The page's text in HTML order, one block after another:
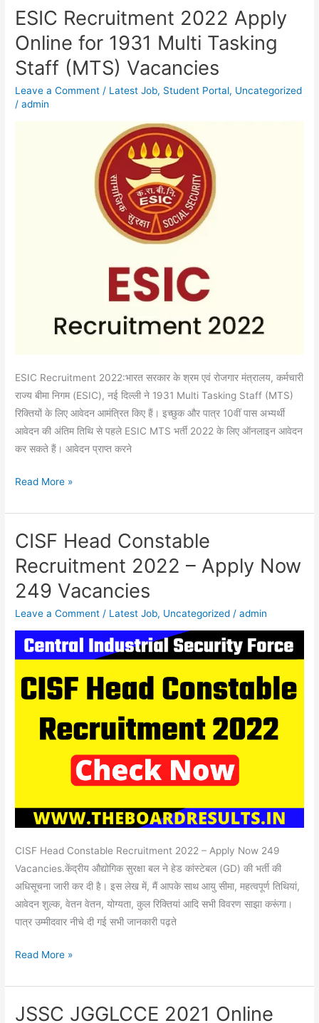
ESIC Recruitment 2022 Apply
Online for 1931 Multi Tasking
Staff (MTS) Vacancies
Leave a Comment / Latest Job, Student Portal, Uncategorized
/admin
ESIC Recruitment 2022:भारत सरकार के श्रम एवं रोजगार मंत्रालय, कर्मचारी
राज्य बीमा निगम (ESIC), नई दिल्ली ने 1931 Multi Tasking Staff (MTS)
रिक्तियों के लिए आवेदन आमंत्रित किए हैं। इच्छुक और पात्र 10वीं पास अभ्यर्थी
आवेदन की अंतिम तिथि से पहले ESIC MTS भर्ती 2022 के लिए ऑनलाइन आवेदन
कर सकते हैं। आवेदन प्राप्त करने
ESIC
2022
Apply
Online
for
Read More »
CISF Head Constable
Recruitment 2022 – Apply Now
249 Vacancies
Leave a Comment / Latest Job, Uncategorized /admin
CISF Head Constable Recruitment 2022 – Apply Now 249
Vacancies.केंद्रीय औद्योगिक सुरक्षा बल ने हेड कांस्टेबल (GD) की भर्ती की
अधिसूचना जारी कर दी है। इस लेख में, मैं आपके साथ आयु सीमा, महत्वपूर्ण तिथियां,
आवेदन शुल्क, वेतन वेतन, योग्यता, कुल रिक्तियां आदि सभी विवरण साझा करूंगा।
पात्र उम्मीदवार नीचे दी गई सभी जानकारी पढ़ते
CISF
Constable
Recruitment
2022
Apply
Now
249
Vacancies
Read More »
JSSC JGGLCCE 2021 Online
JSSC